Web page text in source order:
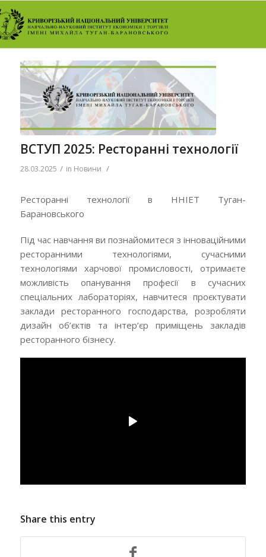
ВСТУП 2025: Ресторанні технології
28.03.2025 / in Новини /
Ресторанні технології в ННІЕТ Туган-
Барановського
Під час навчання ви познайомитеся з інноваційними
ресторанними технологіями, сучасними
технологіями харчової промисловості, отримаєте
можливість опанування професії в сучасних
спеціальних лабораторіях, навчитеся проєктувати
заклади ресторанного господарства, розробляти
дизайн об’єктів та інтер’єр приміщень закладів
ресторанного бізнесу.
Share this entry